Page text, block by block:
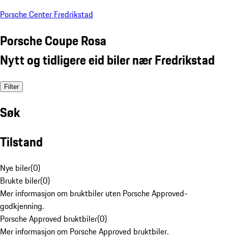
Porsche Center Fredrikstad
Porsche Coupe Rosa
Nytt og tidligere eid biler nær Fredrikstad
Filter
Søk
Tilstand
Nye biler(0)
Brukte biler(0)
Mer informasjon om bruktbiler uten Porsche Approved-
godkjenning.
Porsche Approved bruktbiler(0)
Mer informasjon om Porsche Approved bruktbiler.